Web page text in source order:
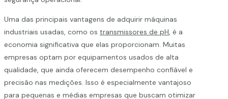
Uma das principais vantagens de adquirir máquinas
industriais usadas, como os transmissores de pH , é a
economia significativa que elas proporcionam. Muitas
empresas optam por equipamentos usados de alta
qualidade, que ainda oferecem desempenho confiável e
precisão nas medições. Isso é especialmente vantajoso
para pequenas e médias empresas que buscam otimizar